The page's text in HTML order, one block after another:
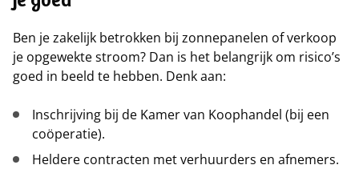
Ben je zakelijk betrokken bij zonnepanelen of verkoop
je opgewekte stroom? Dan is het belangrijk om risico’s
goed in beeld te hebben. Denk aan:
Inschrijving bij de Kamer van Koophandel (bij een
coöperatie).
Heldere contracten met verhuurders en afnemers.